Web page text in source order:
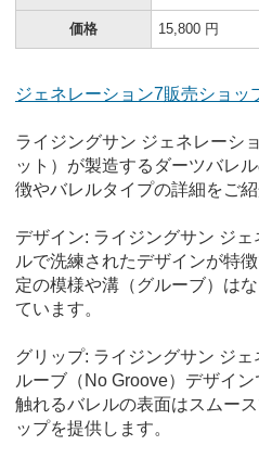
価格 15,800 円
ジェネレーション7販売ショッ
ライジングサン ジェネレーシ
ット）が製造するダーツバレ
徴やバレルタイプの詳細をご紹
デザイン: ライジングサン ジ
ルで洗練されたデザインが特
定の模様や溝（グルーブ）は
ています。
グリップ: ライジングサン ジ
ルーブ（No Groove）デザイ
触れるバレルの表面はスムー
ップを提供します。